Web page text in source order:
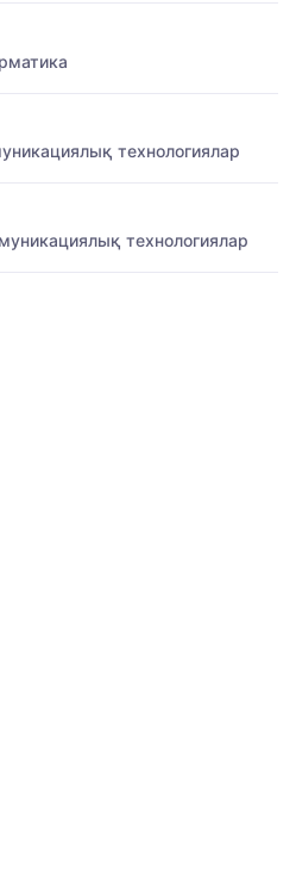
технологиялар
технологиялар